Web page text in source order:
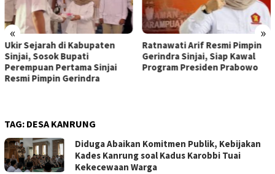
« »
Ukir Sejarah di Kabupaten
Sinjai, Sosok Bupati
Perempuan Pertama Sinjai
Resmi Pimpin Gerindra
Ratnawati Arif Resmi Pimpin
Gerindra Sinjai, Siap Kawal
Program Presiden Prabowo
TAG: DESA KANRUNG
Diduga Abaikan Komitmen Publik, Kebijakan
Kades Kanrung soal Kadus Karobbi Tuai
Kekecewaan Warga